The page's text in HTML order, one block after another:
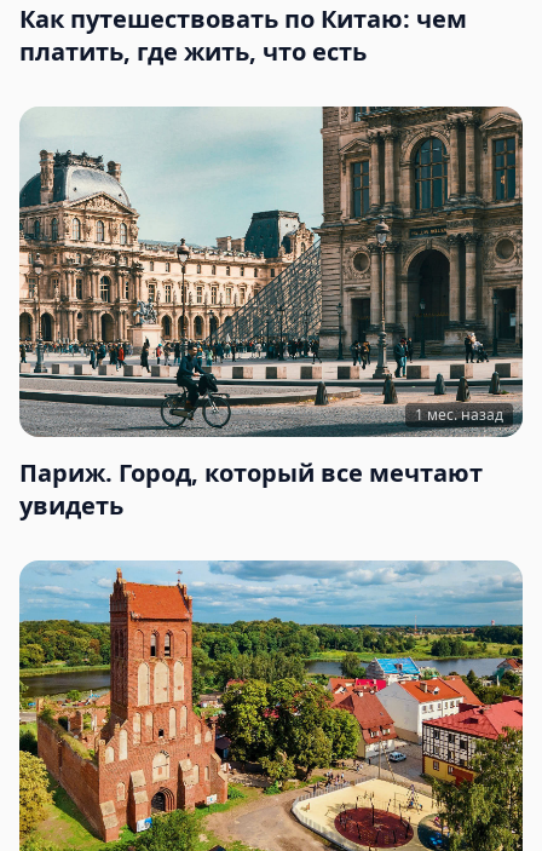
Как путешествовать по Китаю: чем
платить, где жить, что есть
1 мес. назад
Париж. Город, который все мечтают
увидеть